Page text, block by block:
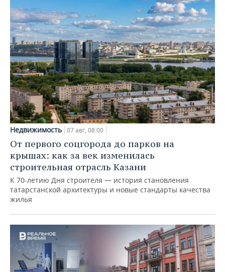
Недвижимость 07 авг, 08:00
От первого соцгорода до парков на
крышах: как за век изменилась
строительная отрасль Казани
К 70-летию Дня строителя — история становления
татарстанской архитектуры и новые стандарты качества
жилья